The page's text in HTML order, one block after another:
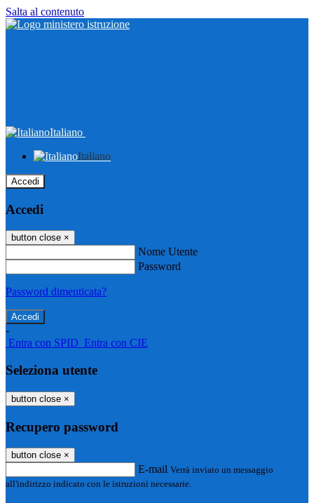
Salta al contenuto
Italiano
Italiano
Accedi
Accedi
button close ×
Nome Utente
Password
Password dimenticata?
-
Entra con SPID Entra con CIE
Seleziona utente
button close ×
Recupero password
button close ×
E-mail Verrà inviato un messaggio
all'indirizzo indicato con le istruzioni necessarie.